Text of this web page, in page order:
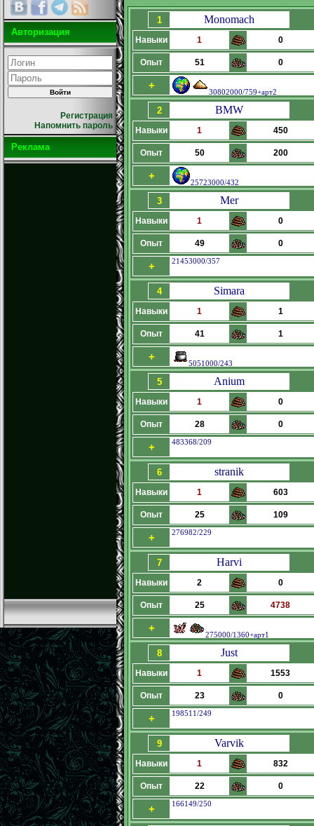
Авторизация
Регистрация
Напомнить пароль
Реклама
1 Monomach
Навыки 1 0
Опыт 51 0
+
30802000/759+арт2
2 BMW
Навыки 1 450
Опыт 50 200
+
25723000/432
3 Mer
Навыки 1 0
Опыт 49 0
+ 21453000/357
4 Simara
Навыки 1 1
Опыт 41 1
+
5051000/243
5 Anium
Навыки 1 0
Опыт 28 0
+ 483368/209
6 stranik
Навыки 1 603
Опыт 25 109
+ 276982/229
7 Harvi
Навыки 2 0
Опыт 25 4738
+
275000/1360+арт1
8 Just
Навыки 1 1553
Опыт 23 0
+ 198511/249
9 Varvik
Навыки 1 832
Опыт 22 0
+ 166149/250